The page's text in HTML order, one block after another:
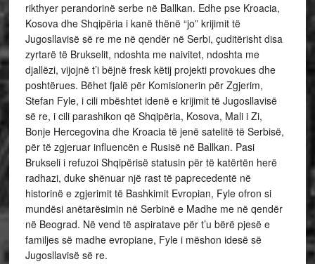
rikthyer perandorinë serbe në Ballkan. Edhe pse Kroacia,
Kosova dhe Shqipëria i kanë thënë “jo” krijimit të
Jugosllavisë së re me në qendër në Serbi, çuditërisht disa
zyrtarë të Brukselit, ndoshta me naivitet, ndoshta me
djallëzi, vijojnë t’i bëjnë fresk këtij projekti provokues dhe
poshtërues. Bëhet fjalë për Komisionerin për Zgjerim,
Stefan Fyle, i cili mbështet idenë e krijimit të Jugosllavisë
së re, i cili parashikon që Shqipëria, Kosova, Mali i Zi,
Bonje Hercegovina dhe Kroacia të jenë satelitë të Serbisë,
për të zgjeruar influencën e Rusisë në Ballkan. Pasi
Brukseli i refuzoi Shqipërisë statusin për të katërtën herë
radhazi, duke shënuar një rast të paprecedentë në
historinë e zgjerimit të Bashkimit Evropian, Fyle ofron si
mundësi anëtarësimin në Serbinë e Madhe me në qendër
në Beograd. Në vend të aspiratave për t’u bërë pjesë e
familjes së madhe evropiane, Fyle i mëshon idesë së
Jugosllavisë së re.